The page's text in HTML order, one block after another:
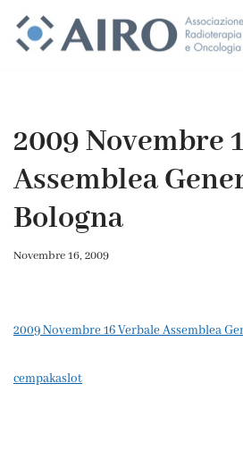
Vai
2009 Novembre
Assemblea
Bologna
Novembre 16, 2009
2009 Novembre 16 Verbale Assemblea
cempakaslot